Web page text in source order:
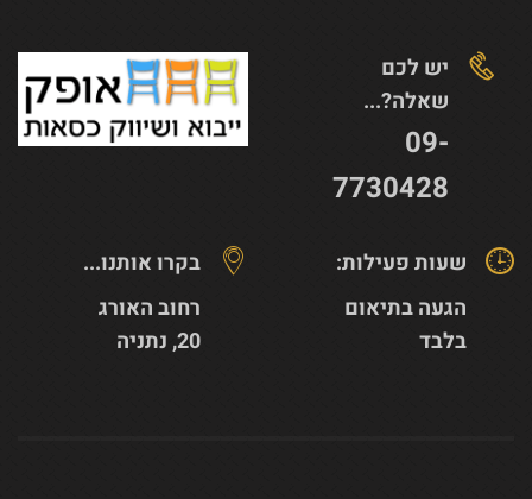
יש לכם
שאלה?...
09-
7730428
בקרו אותנו...
רחוב האורג
20, נתניה
שעות פעילות:
הגעה בתיאום
בלבד